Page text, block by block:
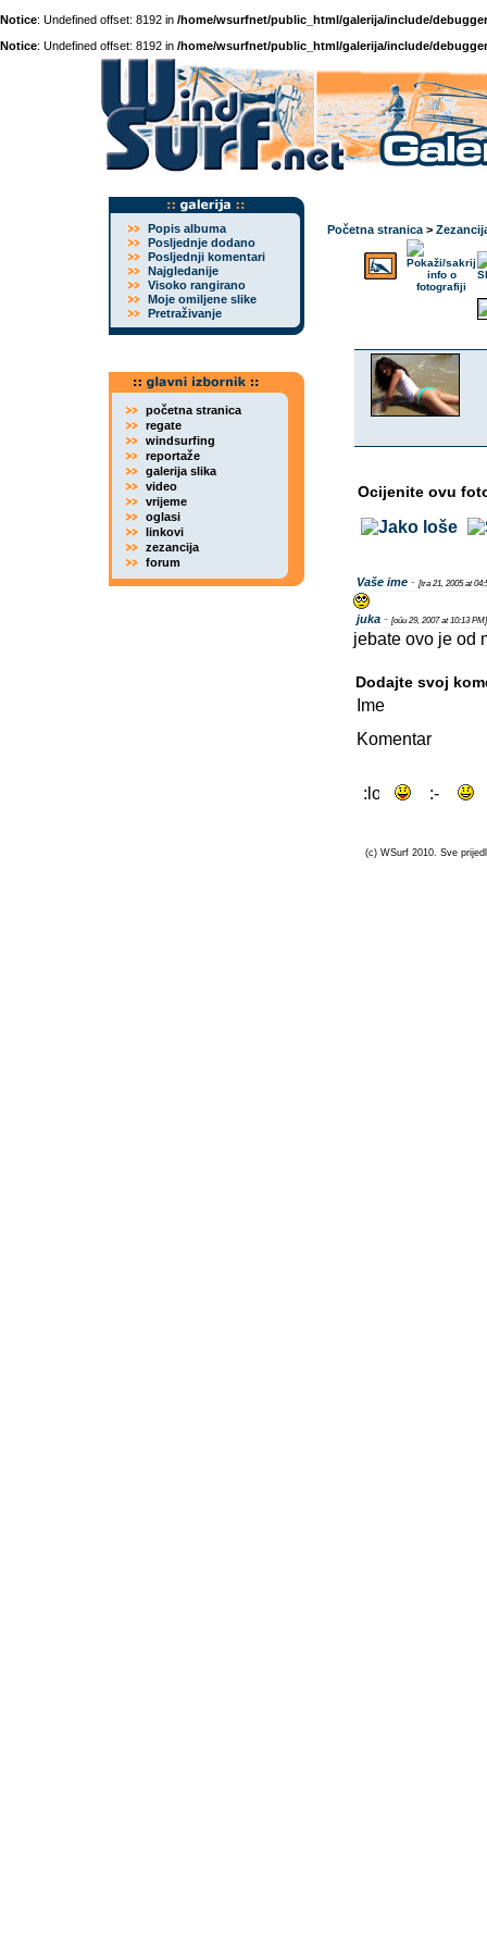
Notice: Undefined offset: 8192 in /home/wsurfnet/public_html/galerija/include/
Notice: Undefined offset: 8192 in /home/wsurfnet/public_html/galerija/include/
Popis albuma
Posljednje dodano
Posljednji komentari
Najgledanije
Visoko rangirano
Moje omiljene slike
Pretraživanje
početna stranica
regate
windsurfing
reportaže
galerija slika
video
vrijeme
oglasi
linkovi
zezancija
forum
Početna stranica >
Ocijenite ovu
Vaše ime - [tra 21, 2005 at
juka - [oűu 29, 2007 at 10:13 PM]
jebate ovo je od
Dodajte svoj
Ime
Komentar
(c) WSurf 2010. Sve